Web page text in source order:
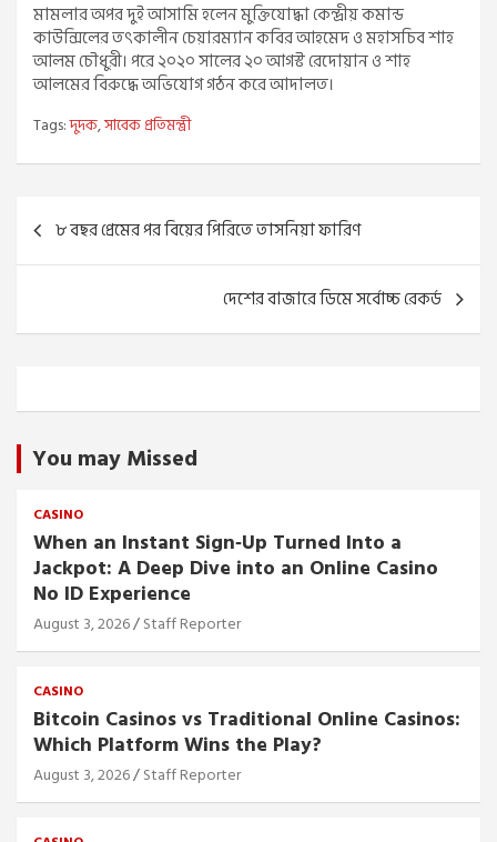
মামলার অপর দুই আসামি হলেন মুক্তিযোদ্ধা কেন্দ্রীয় কমান্ড
কাউন্সিলের তৎকালীন চেয়ারম্যান কবির আহমেদ ও মহাসচিব শাহ
আলম চৌধুরী। পরে ২০২০ সালের ২০ আগস্ট রেদোয়ান ও শাহ
আলমের বিরুদ্ধে অভিযোগ গঠন করে আদালত।
Tags:দুদক,সাবেক প্রতিমন্ত্রী
Post
navigation
৮ বছর প্রেমের পর বিয়ের পিরিতে তাসনিয়া ফারিণ
দেশের বাজারে ডিমে সর্বোচ্চ রেকর্ড
You may Missed
CASINO
When an Instant Sign‑Up Turned Into a
Jackpot: A Deep Dive into an Online Casino
No ID Experience
August 3, 2026 Staff Reporter
CASINO
Bitcoin Casinos vs Traditional Online Casinos:
Which Platform Wins the Play?
August 3, 2026 Staff Reporter